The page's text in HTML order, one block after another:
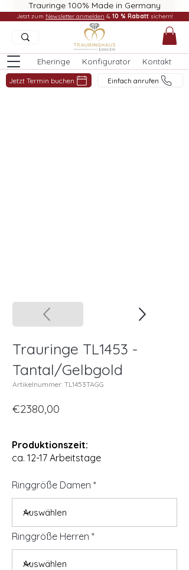
Trauringe 100% Made in Germany
Eheringe Konfigurator Kontakt
Jetzt Termin buchen Einfach anrufen
Jetzt zum Newsletter anmelden & 10 % Rabatt sichern!
Trauringe TL1453 -
Tantal/Gelbgold
Artikelnummer: TL1453TAGG
€2380,00
Produktionszeit:
ca. 12-17 Arbeitstage
Ringgröße Damen
Ringgröße Herren